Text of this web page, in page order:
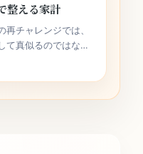
整える家計
再チャレンジでは、
て真似るのではな
安全に使える行動へ